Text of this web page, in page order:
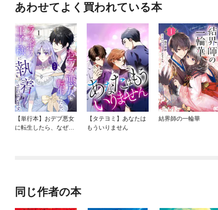
あわせてよく買われている本
【単行本】おデブ悪女
に転生したら、なぜか
【タテヨミ】あなたは
もういりません
結界師の一輪華
同じ作者の本